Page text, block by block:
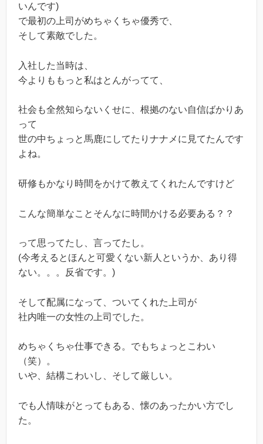
いんです)
で最初の上司がめちゃくちゃ優秀で、
そして素敵でした。
入社した当時は、
今よりももっと私はとんがってて、
社会も全然知らないくせに、根拠のない自信ばかりあ
って
世の中ちょっと馬鹿にしてたりナナメに見てたんです
よね。
研修もかなり時間をかけて教えてくれたんですけど
こんな簡単なことそんなに時間かける必要ある？？
って思ってたし、言ってたし。
(今考えるとほんと可愛くない新人というか、あり得
ない。。。反省です。)
そして配属になって、ついてくれた上司が
社内唯一の女性の上司でした。
めちゃくちゃ仕事できる。でもちょっとこわい
（笑）。
いや、結構こわいし、そして厳しい。
でも人情味がとってもある、懐のあったかい方でし
た。